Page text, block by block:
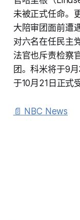
未被正式任命。
大陪审团面前遭
对六名在任民主
法官也斥责检察
团。科米将于9
于10月21日正式
📄 NBC News